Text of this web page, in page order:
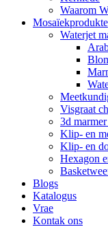
Waarom
Mosaïekprodukte
Waterjet
Visgraat
3d
Klip- en
Klip- en
Hexagon
Blogs
Katalogus
Vrae
Kontak ons